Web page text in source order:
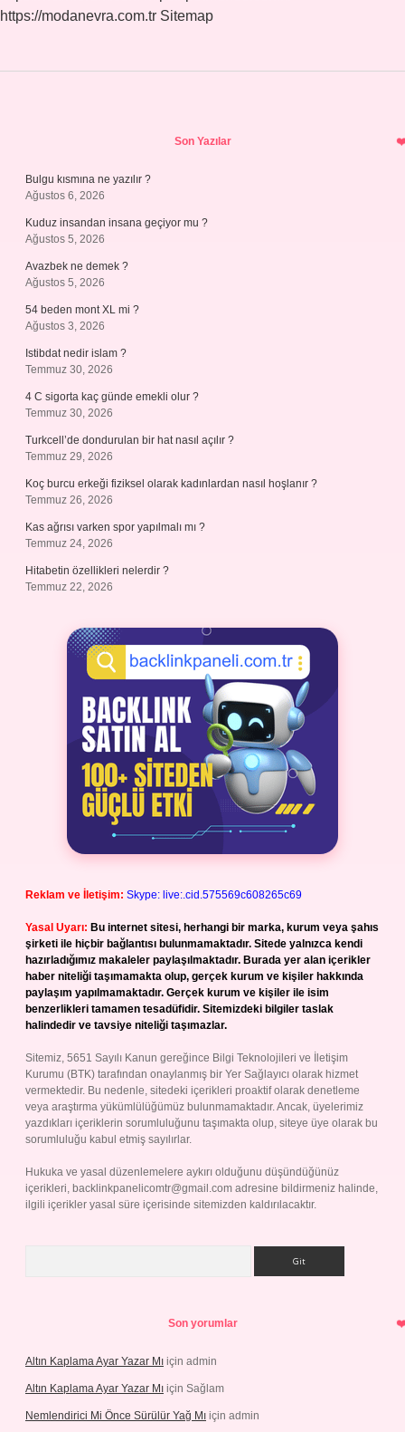
https://modanevra.com.tr Sitemap
Son Yazılar
Bulgu kısmına ne yazılır ?
Ağustos 6, 2026
Kuduz insandan insana geçiyor mu ?
Ağustos 5, 2026
Avazbek ne demek ?
Ağustos 5, 2026
54 beden mont XL mi ?
Ağustos 3, 2026
Istibdat nedir islam ?
Temmuz 30, 2026
4 C sigorta kaç günde emekli olur ?
Temmuz 30, 2026
Turkcell’de dondurulan bir hat nasıl açılır ?
Temmuz 29, 2026
Koç burcu erkeği fiziksel olarak kadınlardan nasıl hoşlanır ?
Temmuz 26, 2026
Kas ağrısı varken spor yapılmalı mı ?
Temmuz 24, 2026
Hitabetin özellikleri nelerdir ?
Temmuz 22, 2026
Reklam ve İletişim: Skype: live:.cid.575569c608265c69
Yasal Uyarı: Bu internet sitesi, herhangi bir marka, kurum veya şahıs
şirketi ile hiçbir bağlantısı bulunmamaktadır. Sitede yalnızca kendi
hazırladığımız makaleler paylaşılmaktadır. Burada yer alan içerikler
haber niteliği taşımamakta olup, gerçek kurum ve kişiler hakkında
paylaşım yapılmamaktadır. Gerçek kurum ve kişiler ile isim
benzerlikleri tamamen tesadüfidir. Sitemizdeki bilgiler taslak
halindedir ve tavsiye niteliği taşımazlar.
Sitemiz, 5651 Sayılı Kanun gereğince Bilgi Teknolojileri ve İletişim
Kurumu (BTK) tarafından onaylanmış bir Yer Sağlayıcı olarak hizmet
vermektedir. Bu nedenle, sitedeki içerikleri proaktif olarak denetleme
veya araştırma yükümlülüğümüz bulunmamaktadır. Ancak, üyelerimiz
yazdıkları içeriklerin sorumluluğunu taşımakta olup, siteye üye olarak bu
sorumluluğu kabul etmiş sayılırlar.
Hukuka ve yasal düzenlemelere aykırı olduğunu düşündüğünüz
içerikleri, backlinkpanelicomtr@gmail.com adresine bildirmeniz halinde,
ilgili içerikler yasal süre içerisinde sitemizden kaldırılacaktır.
Son yorumlar
Altın Kaplama Ayar Yazar Mı için admin
Altın Kaplama Ayar Yazar Mı için Sağlam
Nemlendirici Mi Önce Sürülür Yağ Mı için admin